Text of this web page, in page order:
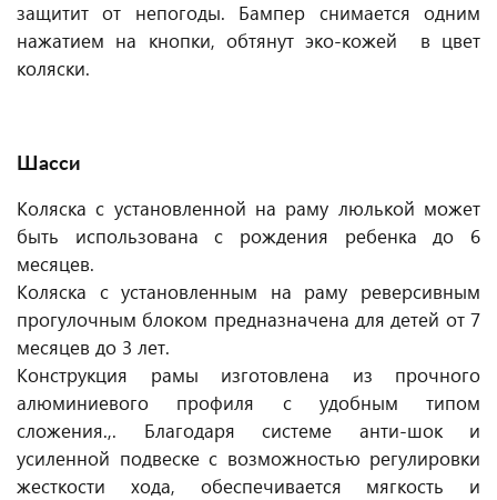
защитит от непогоды. Бампер снимается одним
нажатием на кнопки, обтянут эко-кожей в цвет
коляски.
Шасси
Коляска с установленной на раму люлькой может
быть использована с рождения ребенка до 6
месяцев.
Коляска с установленным на раму реверсивным
прогулочным блоком предназначена для детей от 7
месяцев до 3 лет.
Конструкция рамы изготовлена из прочного
алюминиевого профиля с удобным типом
сложения.,. Благодаря системе анти-шок и
усиленной подвеске с возможностью регулировки
жесткости хода, обеспечивается мягкость и